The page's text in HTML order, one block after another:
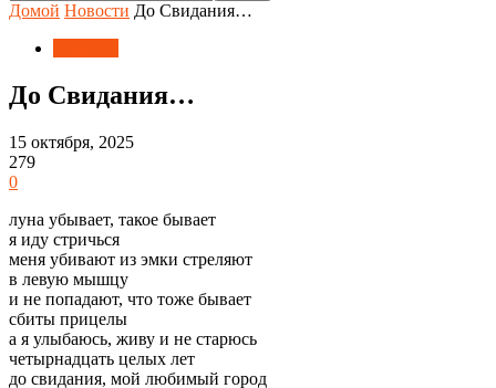
Домой Новости До Свидания…
До Свидания…
15 октября, 2025
279
0
луна убывает, такое бывает
я иду стричься
меня убивают из эмки стреляют
в левую мышцу
и не попадают, что тоже бывает
сбиты прицелы
а я улыбаюсь, живу и не старюсь
четырнадцать целых лет
до свидания, мой любимый город